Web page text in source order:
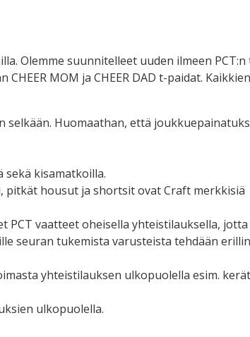
Olemme suunnitelleet uuden ilmeen PCT:n
MOM ja CHEER DAD t-paidat. Kaikkien
selkään. Huomaathan, että
kisamatkoilla.
pitkät housut ja shortsit ovat Craft merkkisiä
vaatteet oheisella yhteistilauksella,
seuran tukemista varusteista tehdään
yhteistilauksen ulkopuolella esim.
ulkopuolella.